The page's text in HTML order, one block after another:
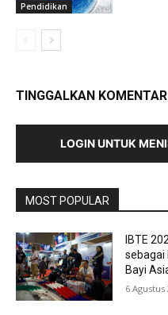
Pendidikan
TINGGALKAN KOMENTAR
LOGIN UNTUK
MOST POPULAR
IBTE
sebagai
Bayi
6 Agustus